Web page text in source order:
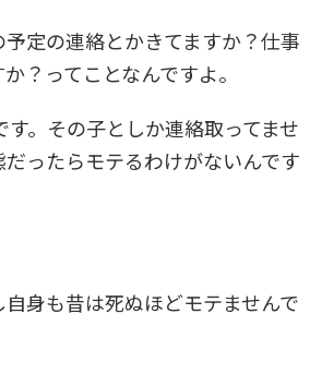
定の連絡とかきてますか？仕事
？ってことなんですよ。
す。その子としか連絡取ってませ
ったらモテるわけがないんです
身も昔は死ぬほどモテませんで